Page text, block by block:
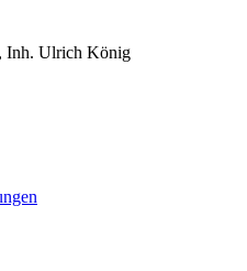
Inh. Ulrich König